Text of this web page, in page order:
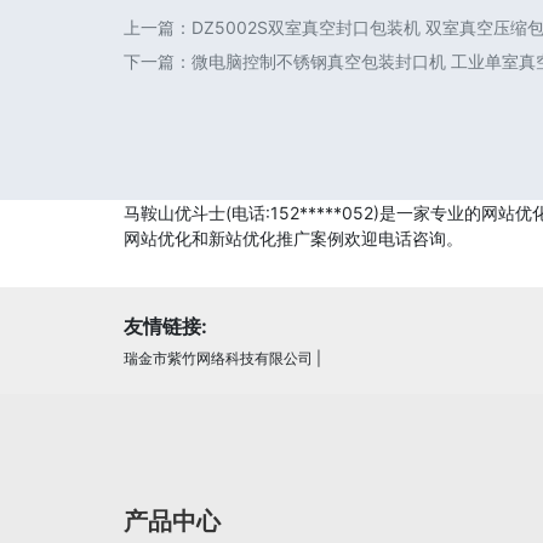
上一篇： DZ5002S双室真空封口包装机 双室真空压缩
下一篇： 微电脑控制不锈钢真空包装封口机 工业单室真
马鞍山优斗士(电话:152*****052)是一家专业的网站优
网站优化和新站优化推广案例欢迎电话咨询。
友情链接:
瑞金市紫竹网络科技有限公司
产品中心